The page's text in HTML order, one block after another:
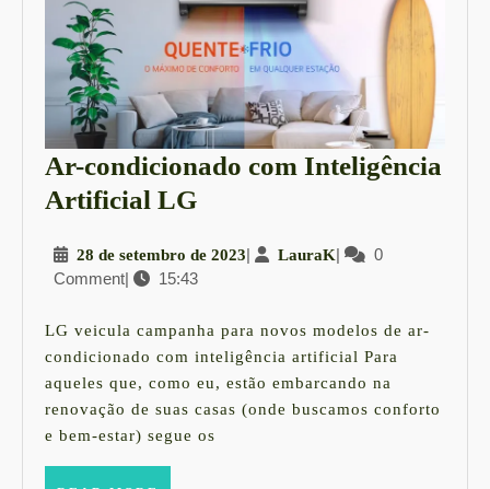
Ar-condicionado com Inteligência
Artificial LGAr-
com
Artificial
LG
28 de setembro de 202328
de
2023
| LauraKLauraK
|
0
Comment| 15:43
LG veicula campanha para novos modelos de ar-
condicionado com inteligência artificial Para
aqueles que, como eu, estão embarcando na
renovação de suas casas (onde buscamos conforto
e bem-estar) segue os